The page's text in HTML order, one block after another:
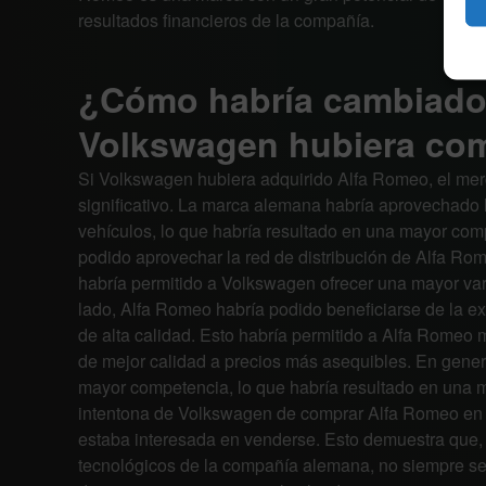
resultados financieros de la compañía.
¿Cómo habría
Volkswagen hubiera
Si Volkswagen hubiera adquirido Alfa Romeo, el
significativo. La marca alemana habría
vehículos, lo que habría resultado en una mayor
podido aprovechar la red de distribución de Alfa
habría permitido a Volkswagen ofrecer una mayor
lado, Alfa Romeo habría podido beneficiarse de la
de alta calidad. Esto habría permitido a Alfa Romeo
de mejor calidad a precios más asequibles. En
mayor competencia, lo que habría resultado en una
intentona de Volkswagen de comprar Alfa Romeo
estaba interesada en venderse. Esto demuestra
tecnológicos de la compañía alemana, no siempre